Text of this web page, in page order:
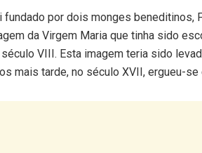
por dois monges beneditinos,
da Virgem Maria que tinha sido
VIII. Esta imagem teria sido
mais tarde, no século XVII, ergueu-se